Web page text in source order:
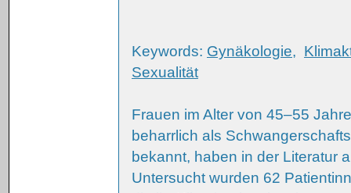
Keywords: Gynäkologie,
Sexualität
Frauen im Alter von 45–55
beharrlich als
bekannt, haben in der Literatur
Untersucht wurden 62